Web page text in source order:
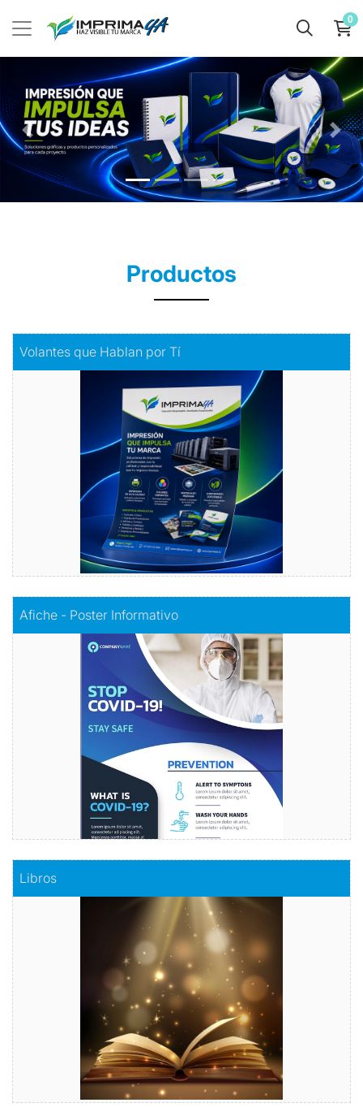
0
Productos
Volantes que Hablan por Tí
Volantes con Amor
Comprar
Comprar
Afiche - Poster Informativo
Información visualmente atractiva
Comprar
Comprar
Libros
Haz realidad tu historia
Comprar
Comprar